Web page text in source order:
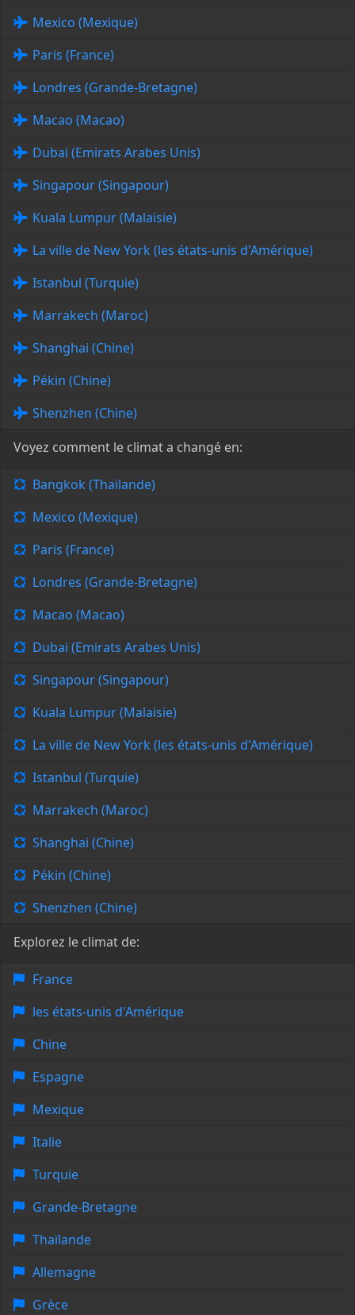
Mexico (Mexique)
Paris (France)
Londres (Grande-Bretagne)
Macao (Macao)
Dubai (Emirats Arabes Unis)
Singapour (Singapour)
Kuala Lumpur (Malaisie)
La ville de New York (les états-unis d'Amérique)
Istanbul (Turquie)
Marrakech (Maroc)
Shanghai (Chine)
Pékin (Chine)
Shenzhen (Chine)
Voyez comment le climat a changé en:
Bangkok (Thaïlande)
Mexico (Mexique)
Paris (France)
Londres (Grande-Bretagne)
Macao (Macao)
Dubai (Emirats Arabes Unis)
Singapour (Singapour)
Kuala Lumpur (Malaisie)
La ville de New York (les états-unis d'Amérique)
Istanbul (Turquie)
Marrakech (Maroc)
Shanghai (Chine)
Pékin (Chine)
Shenzhen (Chine)
Explorez le climat de:
France
les états-unis d'Amérique
Chine
Espagne
Mexique
Italie
Turquie
Grande-Bretagne
Thaïlande
Allemagne
Grèce